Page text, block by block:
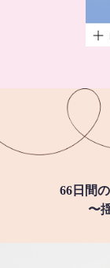
66日間
〜